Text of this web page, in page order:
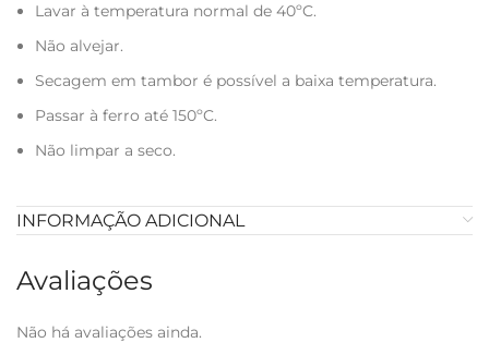
Lavar à temperatura normal de 40ºC.
Não alvejar.
Secagem em tambor é possível a baixa temperatura.
Passar à ferro até 150ºC.
Não limpar a seco.
INFORMAÇÃO ADICIONAL
Avaliações
Não há avaliações ainda.